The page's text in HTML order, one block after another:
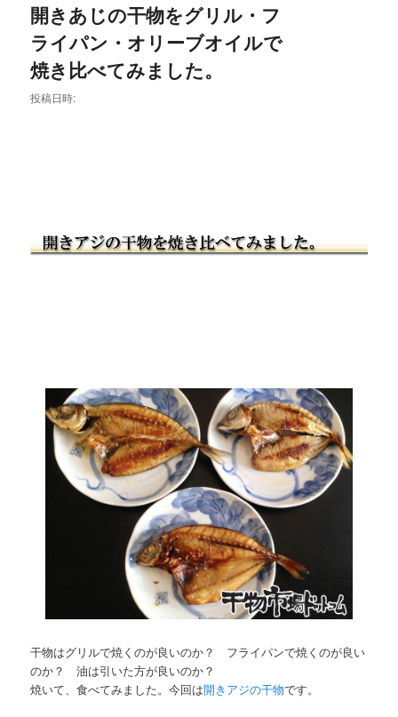
開きあじの干物をグリル・フ
ライパン・オリーブオイルで
焼き比べてみました。
投稿日時:
干物はグリルで焼くのが良いのか？ フライパンで焼くのが良い
のか？ 油は引いた方が良いのか？
焼いて、食べてみました。今回は開きアジの干物です。